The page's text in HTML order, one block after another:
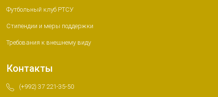
Футбольный клуб РТСУ
Стипендии и меры поддержки
Требования к внешнему виду
Контакты
(+992) 37 221-35-50